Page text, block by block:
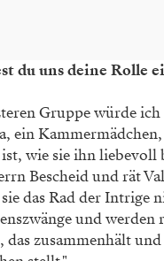
du uns deine Rolle
Gruppe würde ich
ein
wie sie ihn
Bescheid und rät
das Rad der Intrige
und
das zusammenhält